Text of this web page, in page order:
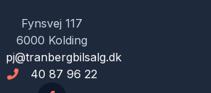
Fynsvej 117
6000 Kolding
pj@tranbergbilsalg.dk
40 87 96 22